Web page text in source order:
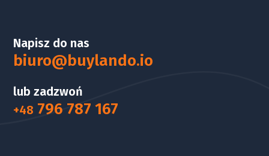
Napisz do nas
biuro@buylando.io
lub zadzwoń
+48 796 787 167